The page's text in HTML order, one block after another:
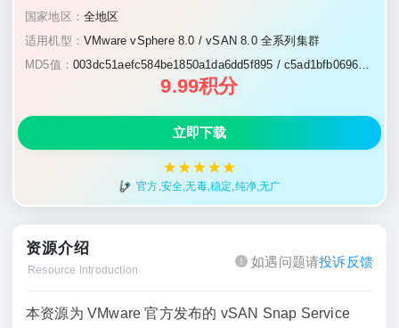
国家地区： 全地区
适用机型： VMware vSphere 8.0 / vSAN 8.0 全系列集群
MD5值： 003dc51aefc584be1850a1da6dd5f895 / c5ad1bfb0696a75f86689bfa9e4e3d46
9.99积分
立即下载
官方,安全,无毒,稳定,纯净,无广
资源介绍
Resource Introduction
如遇问题请投诉反馈
本资源为 VMware 官方发布的 vSAN Snap Service